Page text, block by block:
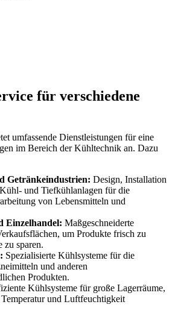
für verschiedene
umfassende Dienstleistungen für eine
im Bereich der Kühltechnik an. Dazu
Getränkeindustrien: Design, Installation
und Tiefkühlanlagen für die
von Lebensmitteln und
Einzelhandel: Maßgeschneiderte
um Produkte frisch zu
zu sparen.
Spezialisierte Kühlsysteme für die
und anderen
Produkten.
Kühlsysteme für große Lagerräume,
und Luftfeuchtigkeit